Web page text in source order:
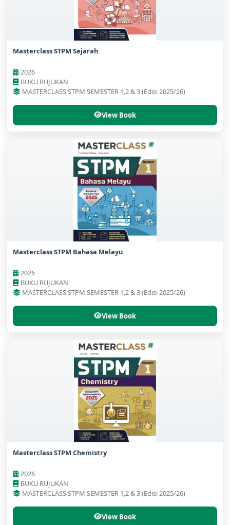
Masterclass STPM Sejarah
2026
BUKU RUJUKAN
MASTERCLASS STPM SEMESTER 1,2 & 3 (Edisi 2025/26)
View Book
Masterclass STPM Bahasa Melayu
2026
BUKU RUJUKAN
MASTERCLASS STPM SEMESTER 1,2 & 3 (Edisi 2025/26)
View Book
Masterclass STPM Chemistry
2026
BUKU RUJUKAN
MASTERCLASS STPM SEMESTER 1,2 & 3 (Edisi 2025/26)
View Book